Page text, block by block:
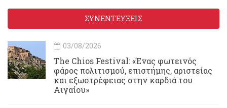
ΣΥΝΕΝΤΕΥΞΕΙΣ
03/08/2026
Τhe Chios Festival: «Ένας φωτεινός
φάρος πολιτισμού, επιστήμης, αριστείας
και εξωστρέφειας στην καρδιά του
Αιγαίου»